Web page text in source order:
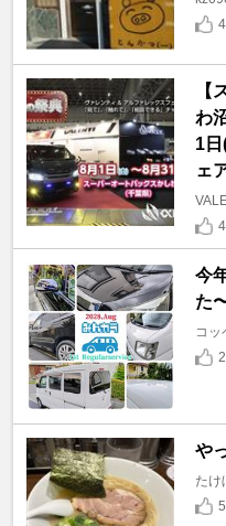
【
わ
1
ェ
今
た
コッ
や
たけ